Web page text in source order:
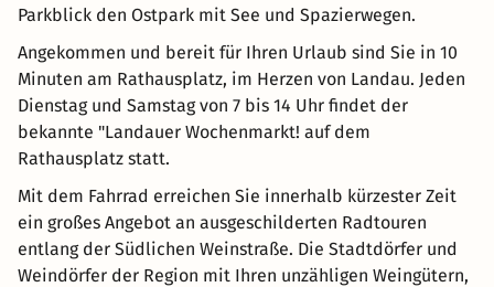
Parkblick den Ostpark mit See und Spazierwegen.
Angekommen und bereit für Ihren Urlaub sind Sie in 10
Minuten am Rathausplatz, im Herzen von Landau. Jeden
Dienstag und Samstag von 7 bis 14 Uhr findet der
bekannte "Landauer Wochenmarkt! auf dem
Rathausplatz statt.
Mit dem Fahrrad erreichen Sie innerhalb kürzester Zeit
ein großes Angebot an ausgeschilderten Radtouren
entlang der Südlichen Weinstraße. Die Stadtdörfer und
Weindörfer der Region mit Ihren unzähligen Weingütern,